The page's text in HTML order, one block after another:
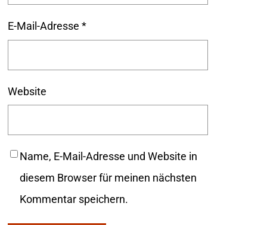
E-Mail-Adresse *
Website
Name, E-Mail-Adresse und Website in
diesem Browser für meinen nächsten
Kommentar speichern.